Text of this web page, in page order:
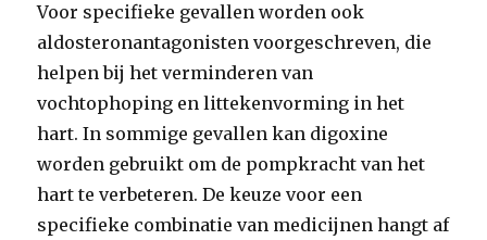
Voor specifieke gevallen worden ook
aldosteronantagonisten voorgeschreven, die
helpen bij het verminderen van
vochtophoping en littekenvorming in het
hart. In sommige gevallen kan digoxine
worden gebruikt om de pompkracht van het
hart te verbeteren. De keuze voor een
specifieke combinatie van medicijnen hangt af